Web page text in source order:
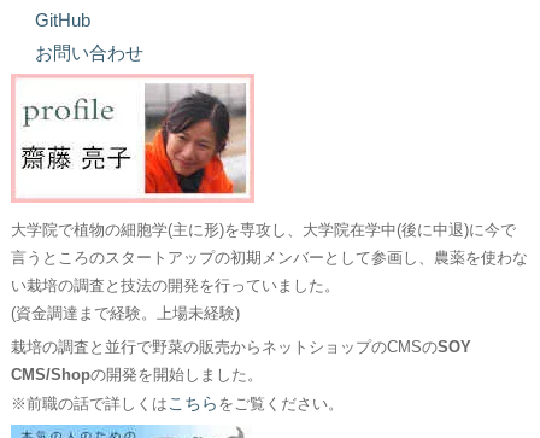
GitHub
お問い合わせ
大学院で植物の細胞学(主に形)を専攻し、大学院在学中(後に中退)に今で
言うところのスタートアップの初期メンバーとして参画し、農薬を使わな
い栽培の調査と技法の開発を行っていました。
(資金調達まで経験。上場未経験)
栽培の調査と並行で野菜の販売からネットショップのCMSのSOY
CMS/Shopの開発を開始しました。
※前職の話で詳しくはこちら をご覧ください。